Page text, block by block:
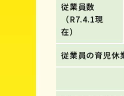
従業員数
（R7.4.1現
在）
従業員の育児休